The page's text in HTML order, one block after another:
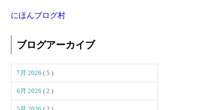
にほんブログ村
ブログアーカイブ
7月 2026( 5 )
6月 2026( 2 )